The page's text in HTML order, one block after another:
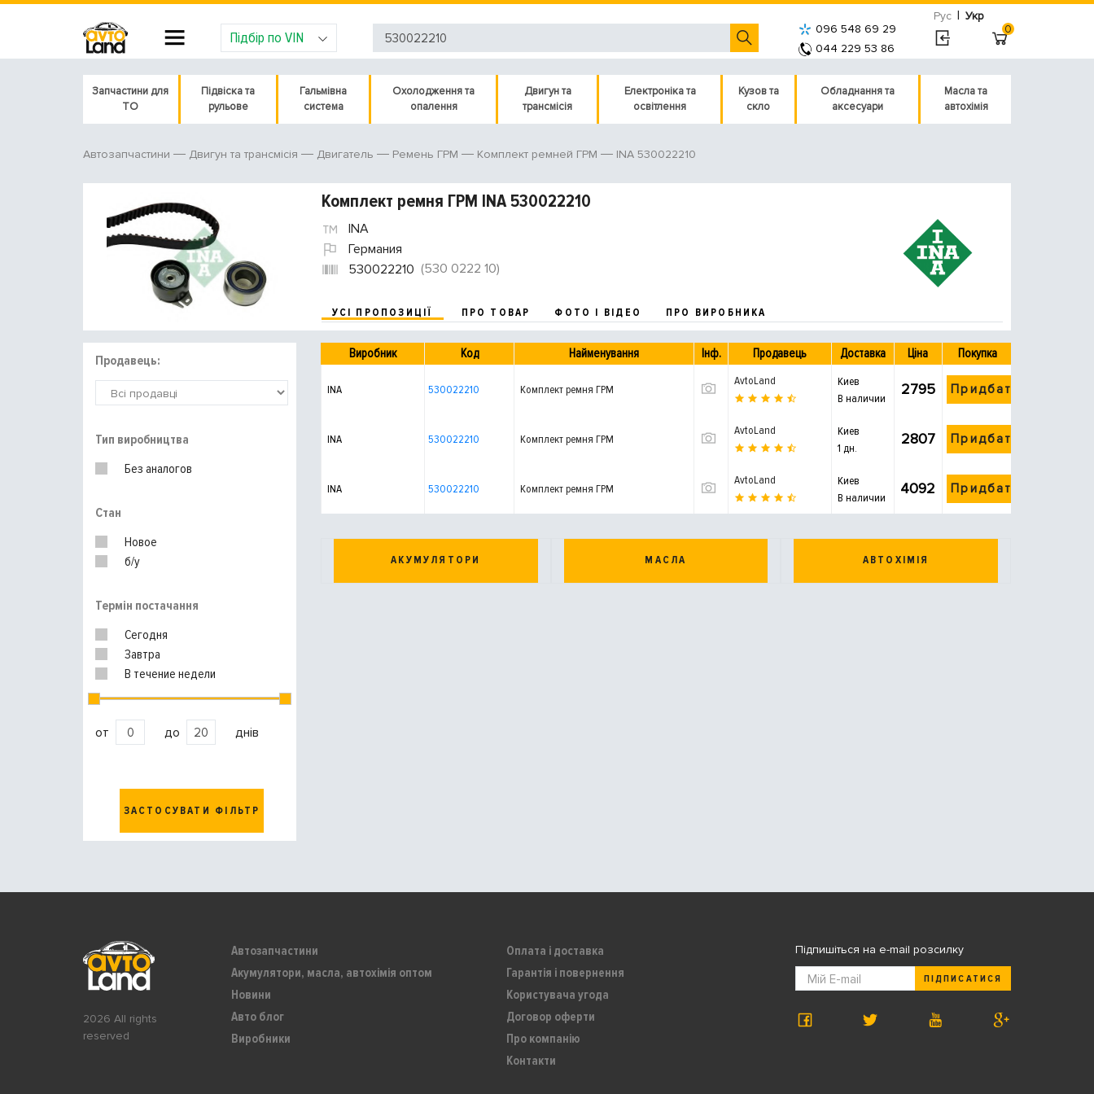
Рус | Укр
Підбір по VIN
096 548 69 29
044 229 53 86
0
Запчастини для
ТО
Підвіска та
рульове
Гальмівна
система
Охолодження та
опалення
Двигун та
трансмісія
Електроніка та
освітлення
Кузов та
скло
Обладнання та
аксесуари
Масла та
автохімія
Автозапчастини Двигун та трансмісія Двигатель Ремень ГРМ Комплект ремней ГРМ INA 530022210
Комплект ремня ГРМ INA 530022210
INA
Германия
530022210 (530 0222 10)
УСІ ПРОПОЗИЦІЇ ПРО ТОВАР ФОТО І ВІДЕО ПРО ВИРОБНИКА
Продавець:
Тип виробництва
Без аналогов
Стан
Новое
б/у
Термін постачання
Сегодня
Завтра
В течение недели
от до днів
ЗАСТОСУВАТИ ФІЛЬТР
Виробник Код Найменування Інф. Продавець Доставка Ціна Покупка
INA 530022210 Комплект ремня ГРМ
AvtoLand
Киев
В наличии
2795 Придбати
INA 530022210 Комплект ремня ГРМ
AvtoLand
Киев
1 дн.
2807 Придбати
INA 530022210 Комплект ремня ГРМ
AvtoLand
Киев
В наличии
4092 Придбати
АКУМУЛЯТОРИ МАСЛА АВТОХІМІЯ
2026 All rights
reserved
Автозапчастини
Акумулятори, масла, автохімія оптом
Новини
Авто блог
Виробники
Оплата і доставка
Гарантія і повернення
Користувача угода
Договор оферти
Про компанію
Контакти
Підпишіться на e-mail розсилку
ПІДПИСАТИСЯ